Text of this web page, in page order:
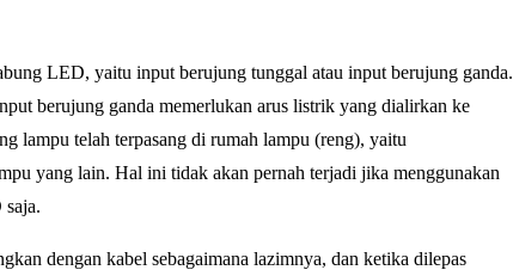
LED, yaitu input berujung tunggal atau input berujung ganda.
berujung ganda memerlukan arus listrik yang dialirkan ke
lampu telah terpasang di rumah lampu (reng), yaitu
yang lain. Hal ini tidak akan pernah terjadi jika menggunakan
dengan kabel sebagaimana lazimnya, dan ketika dilepas